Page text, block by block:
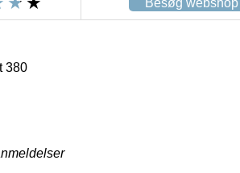
Besøg webshop
380